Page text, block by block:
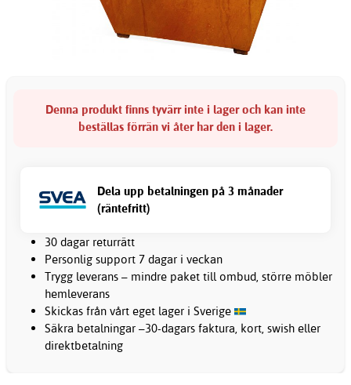
Denna produkt finns tyvärr inte i lager och kan inte
beställas förrän vi åter har den i lager.
Dela upp betalningen på 3 månader
(räntefritt)
30 dagar returrätt
Personlig support 7 dagar i veckan
Trygg leverans – mindre paket till ombud, större möbler
hemleverans
Skickas från vårt eget lager i Sverige
Säkra betalningar –30-dagars faktura, kort, swish eller
direktbetalning